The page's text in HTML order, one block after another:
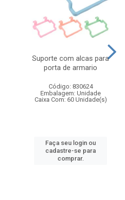
Suporte com alcas para
porta de armario
Código: 830624
Embalagem: Unidade
Caixa Com: 60 Unidade(s)
Faça seu login ou
cadastre-se para
comprar.